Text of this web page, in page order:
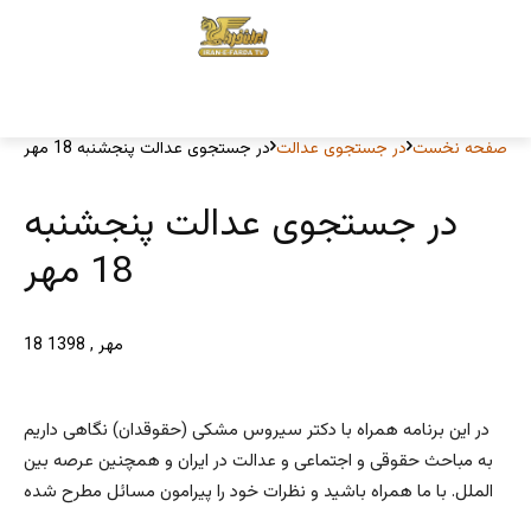
صفحه نخست در جستجوی عدالت در جستجوی عدالت پنجشنبه 18 مهر
در جستجوی عدالت پنجشنبه
18 مهر
18 مهر , 1398
در این برنامه همراه با دکتر سیروس مشکی (حقوقدان) نگاهی داریم
به مباحث حقوقی و اجتماعی و عدالت در ایران و همچنین عرصه بین
الملل. با ما همراه باشید و نظرات خود را پیرامون مسائل مطرح شده